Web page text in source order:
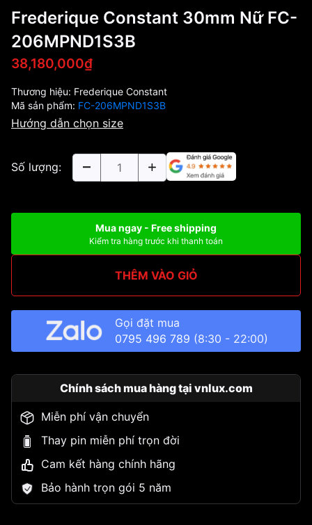
Frederique Constant 30mm Nữ FC-
206MPND1S3B
38,180,000₫
Thương hiệu: Frederique Constant
Mã sản phẩm: FC-206MPND1S3B
Hướng dẫn chọn size
Số lượng:
Mua ngay - Free shipping
Kiểm tra hàng trước khi thanh toán
THÊM VÀO GIỎ
Gọi đặt mua
0795 496 789 (8:30 - 22:00)
Chính sách mua hàng tại vnlux.com
Miễn phí vận chuyển
Thay pin miễn phí trọn đời
Cam kết hàng chính hãng
Bảo hành trọn gói 5 năm